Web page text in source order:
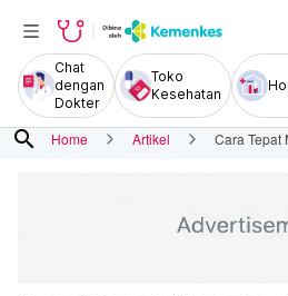
Chat
dengan
Dokter
Toko
Kesehatan
search Home Artikel Cara Tepat